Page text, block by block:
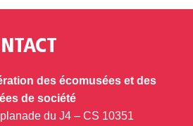
des écomusées et des
de société
du J4 – CS 10351